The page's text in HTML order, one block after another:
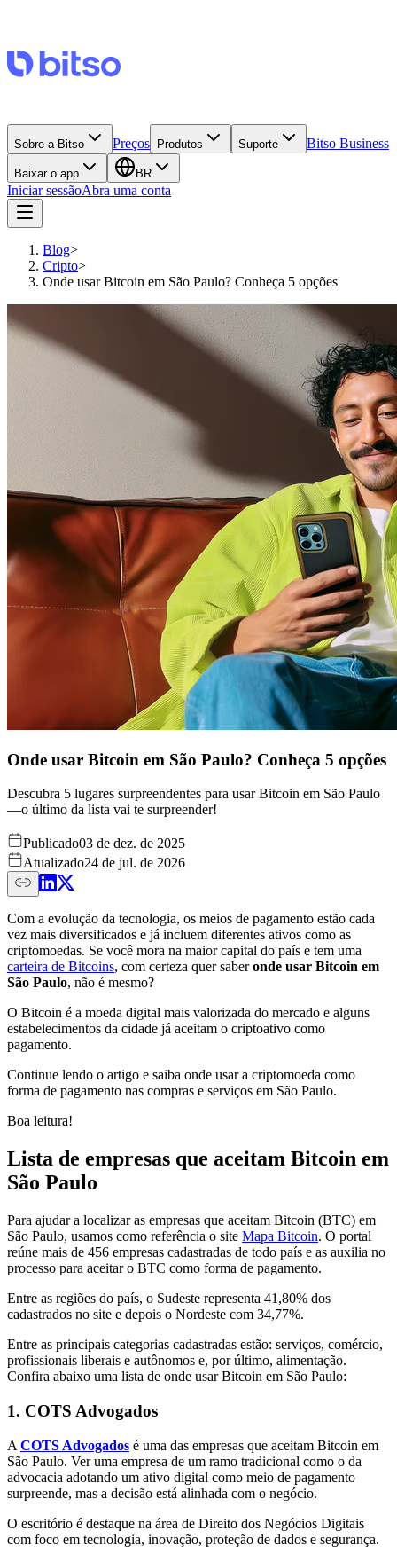
Sobre a Bitso Preços Produtos Suporte Bitso Business
Baixar o app BR
Iniciar sessãoAbra uma conta
Blog>
Cripto>
Onde usar Bitcoin em São Paulo? Conheça 5 opções
Onde usar Bitcoin em São Paulo? Conheça 5 opções
Descubra 5 lugares surpreendentes para usar Bitcoin em São Paulo
—o último da lista vai te surpreender!
Publicado03 de dez. de 2025
Atualizado24 de jul. de 2026
Com a evolução da tecnologia, os meios de pagamento estão cada
vez mais diversificados e já incluem diferentes ativos como as
criptomoedas. Se você mora na maior capital do país e tem uma
carteira de Bitcoins, com certeza quer saberonde usar Bitcoin em
São Paulo, não é mesmo?
O Bitcoin é a moeda digital mais valorizada do mercado e alguns
estabelecimentos da cidade já aceitam o criptoativo como
pagamento.
Continue lendo o artigo e saiba onde usar a criptomoeda como
forma de pagamento nas compras e serviços em São Paulo.
Boa leitura!
Lista de empresas que aceitam Bitcoin em
São Paulo
Para ajudar a localizar as empresas que aceitam Bitcoin (BTC) em
São Paulo, usamos como referência o site Mapa Bitcoin. O portal
reúne mais de 456 empresas cadastradas de todo país e as auxilia no
processo para aceitar o BTC como forma de pagamento.
Entre as regiões do país, o Sudeste representa 41,80% dos
cadastrados no site e depois o Nordeste com 34,77%.
Entre as principais categorias cadastradas estão: serviços, comércio,
profissionais liberais e autônomos e, por último, alimentação.
Confira abaixo uma lista de onde usar Bitcoin em São Paulo:
1. COTS Advogados
A COTS Advogados é uma das empresas que aceitam Bitcoin em
São Paulo. Ver uma empresa de um ramo tradicional como o da
advocacia adotando um ativo digital como meio de pagamento
surpreende, mas a decisão está alinhada com o negócio.
O escritório é destaque na área de Direito dos Negócios Digitais
com foco em tecnologia, inovação, proteção de dados e segurança.